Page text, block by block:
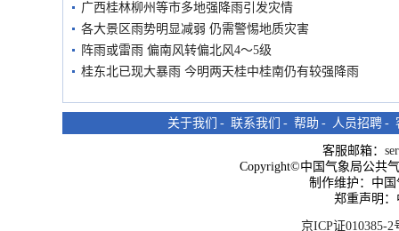
广西桂林柳州等市多地强降雨引发灾情
各大景区雨势明显减弱 仍需警惕地质灾害
阵雨或雷雨 偏南风转偏北风4～5级
桂东北已现大暴雨 今明两天桂中桂南仍有较强降雨
关于我们 - 联系我们 - 帮助 - 人员招聘 -
客服邮箱：
Copyright©中国气象局公共
制作维护：中
郑重声明
京ICP证010385-2